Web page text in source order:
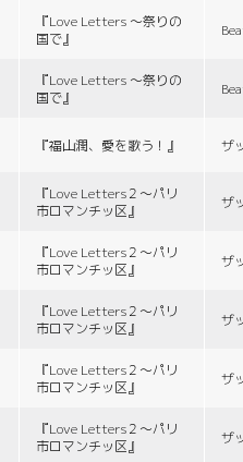
『Love Letters 〜祭りの
国で』
『Love Letters 〜祭りの
国で』
『福山潤、愛を歌う！』 ザ
『Love Letters２〜パリ
市ロマンチッ区』
ザ
『Love Letters２〜パリ
市ロマンチッ区』
ザ
『Love Letters２〜パリ
市ロマンチッ区』
ザ
『Love Letters２〜パリ
市ロマンチッ区』
ザ
『Love Letters２〜パリ
市ロマンチッ区』
ザ